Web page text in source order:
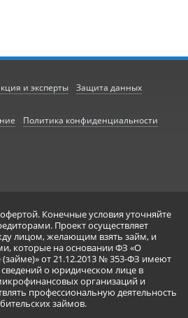
и эксперты Защита данных
Политика конфиденциальности
Конечные условия уточняйте
Проект осуществляет
лицом, желающим взять займ, и
которые на основании ФЗ «О
от 21.12.2013 № 353-ФЗ имеют
сведений о юридическом лице в
организаций и
профессиональную деятельность
займов.